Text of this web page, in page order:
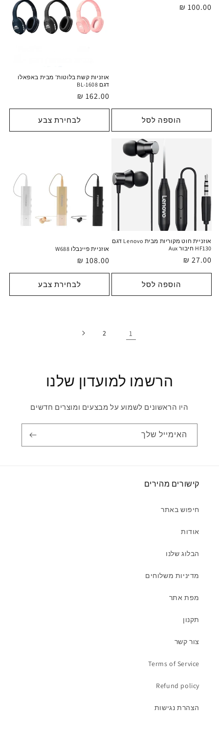
מחיר
100.00 ₪
הוספה לסל
אוזניות קשת בלוטות’ מבית באפאלו
דגם BL-1608
מחיר
רגיל
162.00 ₪
לבחירת צבע
אוזניית חוט מקוריות מבית Lenovo דגם
HF130 חיבור Aux
מחיר
רגיל
27.00 ₪
הוספה לסל
אוזניית פיינבלו W688
מחיר
רגיל
108.00 ₪
לבחירת צבע
1
2
הרשמו למועדון שלנו
היו הראשונים לשמוע על מבצעים ומוצרים חדשים
האימייל שלך
קישורים מהירים
חיפוש באתר
אודות
הבלוג שלנו
מדיניות משלוחים
מפת אתר
תקנון
צור קשר
Terms of Service
Refund policy
הצהרת נגישות